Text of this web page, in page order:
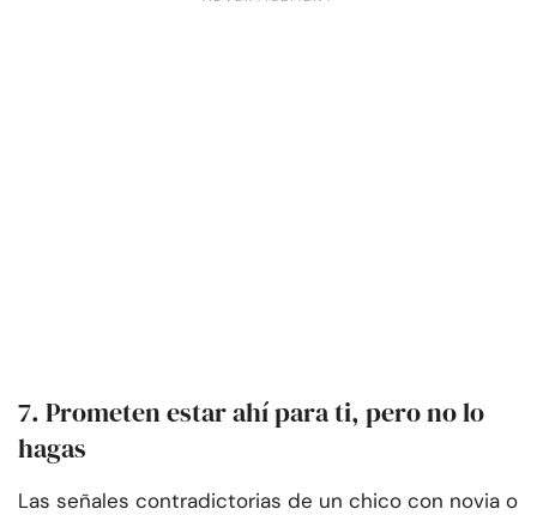
7. Prometen estar ahí para ti, pero no lo
hagas
Las señales contradictorias de un chico con novia o